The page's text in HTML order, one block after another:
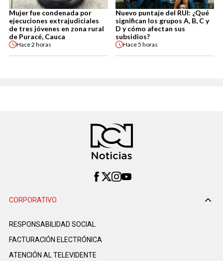
Mujer fue condenada por
ejecuciones extrajudiciales
de tres jóvenes en zona rural
de Puracé, Cauca
Hace2 horas
Nuevo puntaje del RUI: ¿Qué
significan los grupos A, B, C y
D y cómo afectan sus
subsidios?
Hace5 horas
CORPORATIVO
RESPONSABILIDAD SOCIAL
FACTURACIÓN ELECTRÓNICA
ATENCIÓN AL TELEVIDENTE